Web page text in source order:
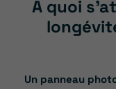
À quoi
Un panneau